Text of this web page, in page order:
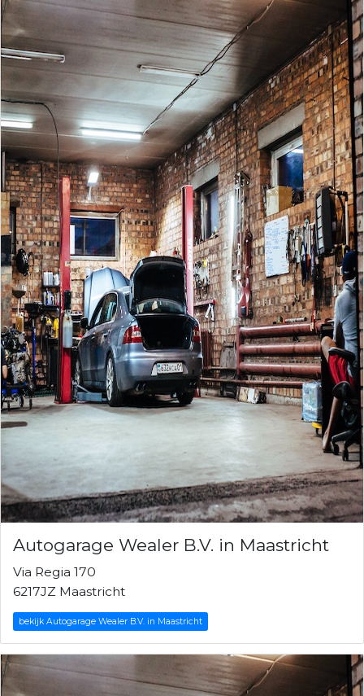
Autogarage Wealer B.V. in Maastricht
Via Regia 170
6217JZ Maastricht
bekijk Autogarage Wealer B.V. in Maastricht